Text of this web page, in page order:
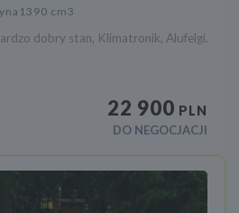
1390 cm3
dobry stan, Klimatronik, Alufelgi.
22 900 PLN
DO NEGOCJACJI